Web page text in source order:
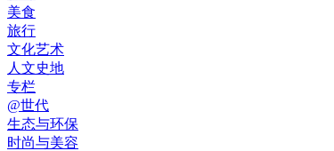
美食
旅行
文化艺术
人文史地
专栏
@世代
生态与环保
时尚与美容